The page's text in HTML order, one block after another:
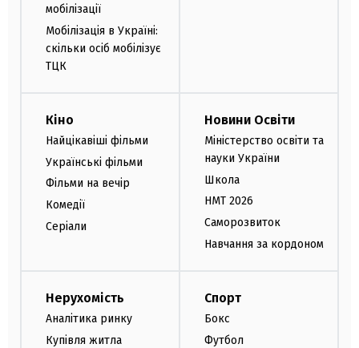
мобілізації
Мобілізація в Україні:
скільки осіб мобілізує
ТЦК
Кіно
Найцікавіші фільми
Українські фільми
Фільми на вечір
Комедії
Серіали
Новини Освіти
Міністерство освіти та
науки України
Школа
НМТ 2026
Саморозвиток
Навчання за кордоном
Нерухомість
Аналітика ринку
Купівля житла
Спорт
Бокс
Футбол